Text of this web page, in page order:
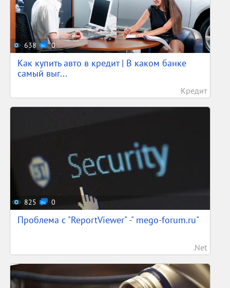
638 0
Как купить авто в кредит | В каком банке
самый выг...
Кредит
825 0
Проблема с "ReportViewer" -" mego-forum.ru"
.Net